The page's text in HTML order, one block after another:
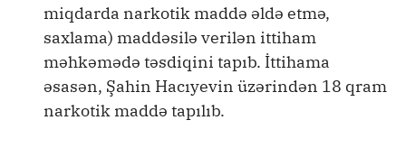
miqdarda narkotik maddə əldə etmə,
saxlama) maddəsilə verilən ittiham
məhkəmədə təsdiqini tapıb. İttihama
əsasən, Şahin Hacıyevin üzərindən 18 qram
narkotik maddə tapılıb.